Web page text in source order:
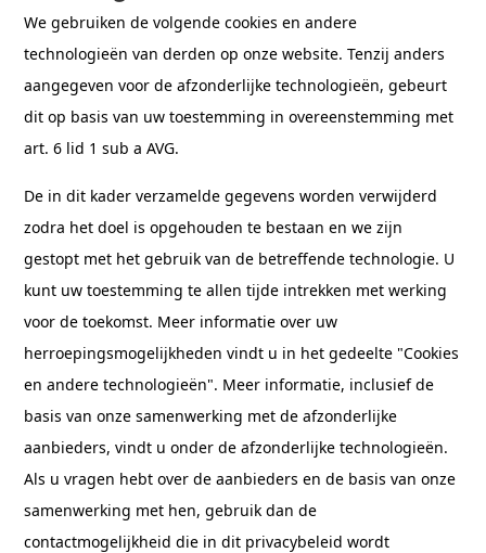
We gebruiken de volgende cookies en andere
technologieën van derden op onze website. Tenzij anders
aangegeven voor de afzonderlijke technologieën, gebeurt
dit op basis van uw toestemming in overeenstemming met
art. 6 lid 1 sub a AVG.
De in dit kader verzamelde gegevens worden verwijderd
zodra het doel is opgehouden te bestaan en we zijn
gestopt met het gebruik van de betreffende technologie. U
kunt uw toestemming te allen tijde intrekken met werking
voor de toekomst. Meer informatie over uw
herroepingsmogelijkheden vindt u in het gedeelte "Cookies
en andere technologieën". Meer informatie, inclusief de
basis van onze samenwerking met de afzonderlijke
aanbieders, vindt u onder de afzonderlijke technologieën.
Als u vragen hebt over de aanbieders en de basis van onze
samenwerking met hen, gebruik dan de
contactmogelijkheid die in dit privacybeleid wordt